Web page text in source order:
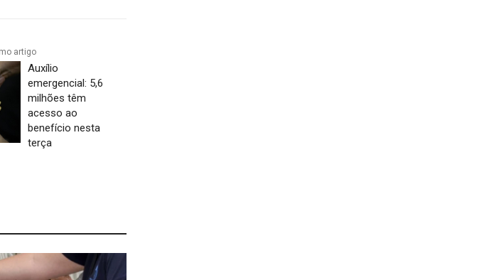
artigo
Auxílio
emergencial: 5,6
milhões têm
acesso ao
benefício nesta
terça